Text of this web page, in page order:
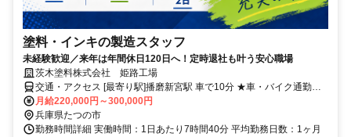
塗料・インキの製造スタッフ
未経験歓迎／来年は年間休日120日へ！定時退社も叶う安心職場
茨木塗料株式会社 姫路工場
交通・アクセス [最寄り駅]播磨新宮駅 車で10分 ★車・バイク通勤可
★ 90％のスタッフが車・バイク通勤です。
月給220,000円～300,000円
兵庫県たつの市
勤務時間詳細 実働時間：1日あたり7時間40分 平均勤務日数：1ヶ月